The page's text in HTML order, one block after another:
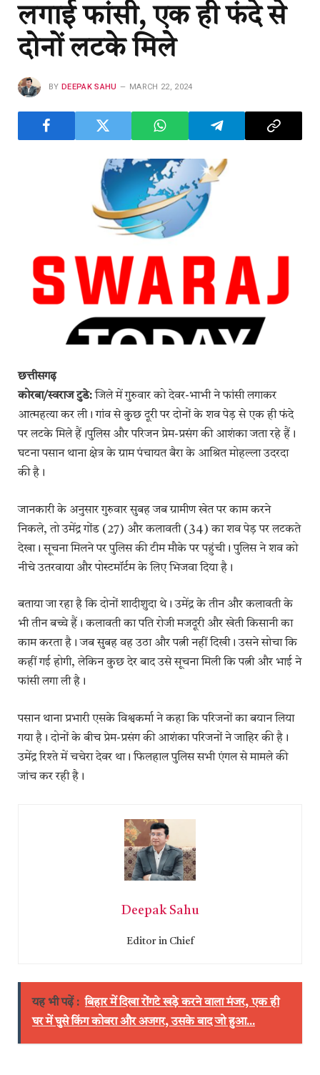
लगाई फांसी, एक ही फंदे से
दोनों लटके मिले
BY DEEPAK SAHU MARCH 22, 2024
छत्तीसगढ़
कोरबा/स्वराज टुडे:जिले में गुरुवार को देवर-भाभी ने फांसी लगाकर
आत्महत्या कर ली। गांव से कुछ दूरी पर दोनों के शव पेड़ से एक ही फंदे
पर लटके मिले हैं।पुलिस और परिजन प्रेम-प्रसंग की आशंका जता रहे हैं।
घटना पसान थाना क्षेत्र के ग्राम पंचायत बैरा के आश्रित मोहल्ला उदरदा
की है।
जानकारी के अनुसार गुरुवार सुबह जब ग्रामीण खेत पर काम करने
निकले, तो उमेंद्र गोंड (27) और कलावती (34) का शव पेड़ पर लटकते
देखा। सूचना मिलने पर पुलिस की टीम मौके पर पहुंची। पुलिस ने शव को
नीचे उतरवाया और पोस्टमॉर्टम के लिए भिजवा दिया है।
बताया जा रहा है कि दोनों शादीशुदा थे। उमेंद्र के तीन और कलावती के
भी तीन बच्चे हैं। कलावती का पति रोजी मजदूरी और खेती किसानी का
काम करता है। जब सुबह वह उठा और पत्नी नहीं दिखी। उसने सोचा कि
कहीं गई होगी, लेकिन कुछ देर बाद उसे सूचना मिली कि पत्नी और भाई ने
फांसी लगा ली है।
पसान थाना प्रभारी एसके विश्वकर्मा ने कहा कि परिजनों का बयान लिया
गया है। दोनों के बीच प्रेम-प्रसंग की आशंका परिजनों ने जाहिर की है।
उमेंद्र रिश्ते में चचेरा देवर था। फिलहाल पुलिस सभी एंगल से मामले की
जांच कर रही है।
Deepak Sahu
Editor in Chief
यह भी पढ़ें : बिहार में दिखा रोंगटे खड़े करने वाला मंजर, एक ही
घर में घुसे किंग कोबरा और अजगर, उसके बाद जो हुआ...